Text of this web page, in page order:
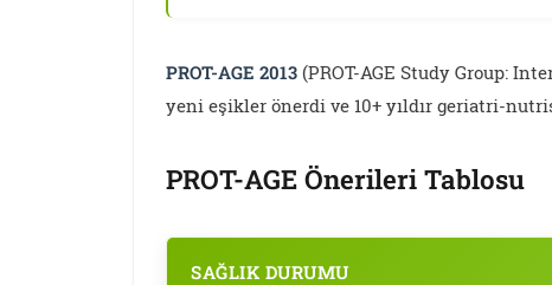
PROT-AGE 2013 (PROT-AGE Study Group:
yeni eşikler önerdi ve 10+ yıldır geriatri-
PROT-AGE Önerileri Tablosu
SAĞLIK DURUMU